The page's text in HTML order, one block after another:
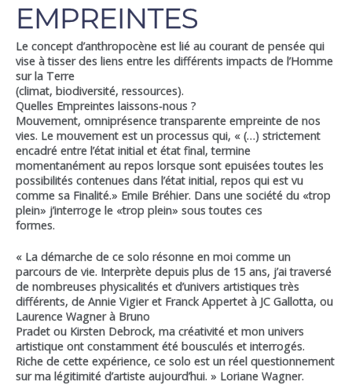
EMPREINTES
Le concept d’anthropocène est lié au courant de pensée qui
vise à tisser des liens entre les différents impacts de l’Homme
sur la Terre
(climat, biodiversité, ressources).
Quelles Empreintes laissons-nous ?
Mouvement, omniprésence transparente empreinte de nos
vies. Le mouvement est un processus qui, « (…) strictement
encadré entre l’état initial et état final, termine
momentanément au repos lorsque sont epuisées toutes les
possibilités contenues dans l’état initial, repos qui est vu
comme sa Finalité.» Emile Bréhier. Dans une société du «trop
plein» j’interroge le «trop plein» sous toutes ces
formes.
« La démarche de ce solo résonne en moi comme un
parcours de vie. Interprète depuis plus de 15 ans, j’ai traversé
de nombreuses physicalités et d’univers artistiques très
différents, de Annie Vigier et Franck Appertet à JC Gallotta, ou
Laurence Wagner à Bruno
Pradet ou Kirsten Debrock, ma créativité et mon univers
artistique ont constamment été bousculés et interrogés.
Riche de cette expérience, ce solo est un réel questionnement
sur ma légitimité d’artiste aujourd’hui. » Loriane Wagner.